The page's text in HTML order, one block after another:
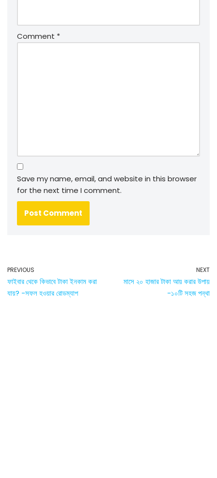
Comment *
Save my name, email, and website in this browser
for the next time I comment.
PREVIOUS
ফাইবার থেকে কিভাবে টাকা ইনকাম করা
যায়? -সফল হওয়ার রোডম্যাপ
NEXT
মাসে ২০ হাজার টাকা আয় করার উপায়
-১০টি সহজ পন্থা